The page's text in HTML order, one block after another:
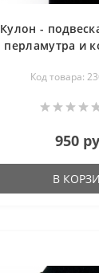
Кулон -
перламутра и
Код товара:
950
В